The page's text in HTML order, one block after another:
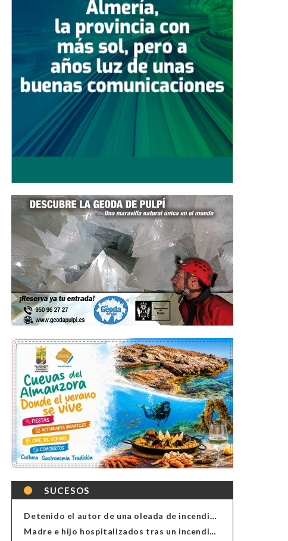
SUCESOS
Detenido el autor de una oleada de incendios de contenedores en Almería
Madre e hijo hospitalizados tras un incendio en la cocina de una vivienda en Almería